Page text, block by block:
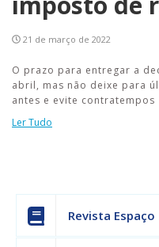
21 de março de 2022
O prazo para entregar a
abril, mas não deixe para
antes e evite contratempos
Ler Tudo
Revista Espaço